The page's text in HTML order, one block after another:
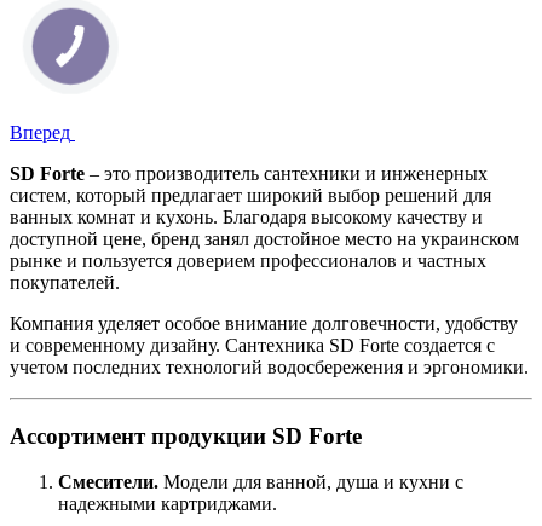
Вперед
SD Forte – это производитель сантехники и инженерных
систем, который предлагает широкий выбор решений для
ванных комнат и кухонь. Благодаря высокому качеству и
доступной цене, бренд занял достойное место на украинском
рынке и пользуется доверием профессионалов и частных
покупателей.
Компания уделяет особое внимание долговечности, удобству
и современному дизайну. Сантехника SD Forte создается с
учетом последних технологий водосбережения и эргономики.
Ассортимент продукции SD Forte
Смесители. Модели для ванной, душа и кухни с
надежными картриджами.